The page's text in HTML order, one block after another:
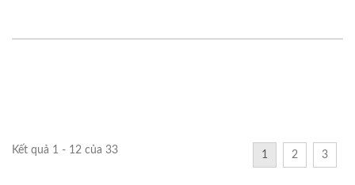
Kết quả 1 - 12 của 33 1 2 3